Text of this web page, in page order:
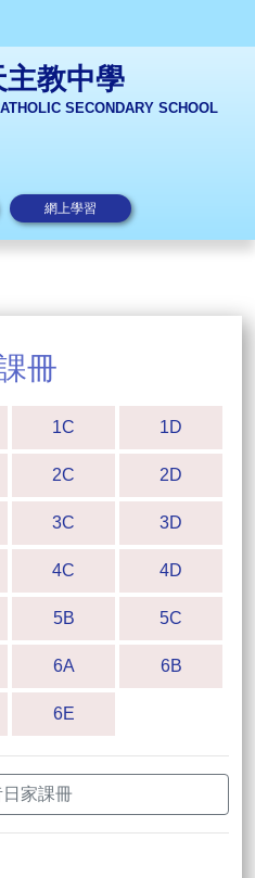
教中學
SECONDARY SCHOOL
網上學習
冊
1C 1D
2C 2D
3C 3D
4C 4D
5B 5C
6A 6B
6E
家課冊